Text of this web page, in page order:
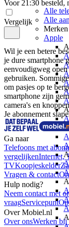
Alle
Alle
Merken
Apple
Voor 21:30 besteld,
Vergelijk
Wil je een betere
je dure smartphone
eenvoudigweg
gebruiken.
om pasjes op te
smartphone zijn
camera's en
Je abonnement
Ga naar
Telefoons met
vergelijkenInternet,
TVKoopjeskelder
Vragen & contact
Hulp nodig?
Neem contact met
vraagServicepunt
Over Mobiel.nl
Over onsWerken